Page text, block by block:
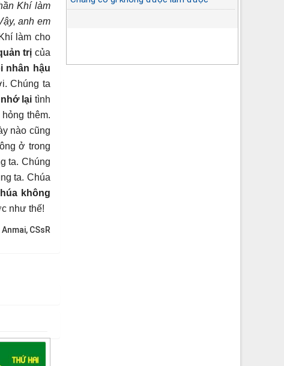
Khí làm
anh em
làm cho
trị của
nhân hậu
Chúng ta
nhớ lại tình
thêm.
nào cũng
ở trong
ta. Chúng
ta. Chúa
không
như thế!
Anmai, CSsR